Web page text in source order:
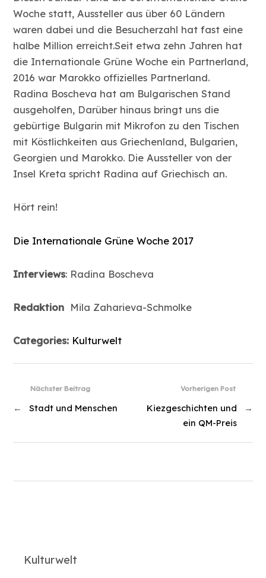
Woche statt, Aussteller aus über 60 Ländern
waren dabei und die Besucherzahl hat fast eine
halbe Million erreicht.Seit etwa zehn Jahren hat
die Internationale Grüne Woche ein Partnerland,
2016 war Marokko offizielles Partnerland.
Radina Boscheva hat am Bulgarischen Stand
ausgeholfen, Darüber hinaus bringt uns die
gebürtige Bulgarin mit Mikrofon zu den Tischen
mit Köstlichkeiten aus Griechenland, Bulgarien,
Georgien und Marokko. Die Aussteller von der
Insel Kreta spricht Radina auf Griechisch an.
Hört rein!
Die Internationale Grüne Woche 2017
Interviews: Radina Boscheva
Redaktion Mila Zaharieva-Schmolke
Categories: Kulturwelt
Vorherigen Post
Kiezgeschichten und
ein QM-Preis
→
Nächster Beitrag
← Stadt und Menschen
Kulturwelt